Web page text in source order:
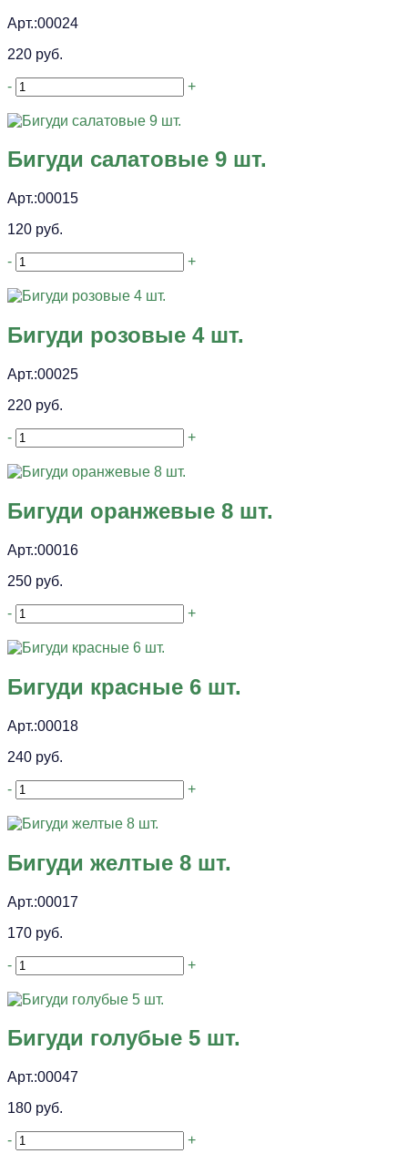
Арт.:00024
220 руб.
- +
Бигуди салатовые 9 шт.
Арт.:00015
120 руб.
- +
Бигуди розовые 4 шт.
Арт.:00025
220 руб.
- +
Бигуди оранжевые 8 шт.
Арт.:00016
250 руб.
- +
Бигуди красные 6 шт.
Арт.:00018
240 руб.
- +
Бигуди желтые 8 шт.
Арт.:00017
170 руб.
- +
Бигуди голубые 5 шт.
Арт.:00047
180 руб.
- +